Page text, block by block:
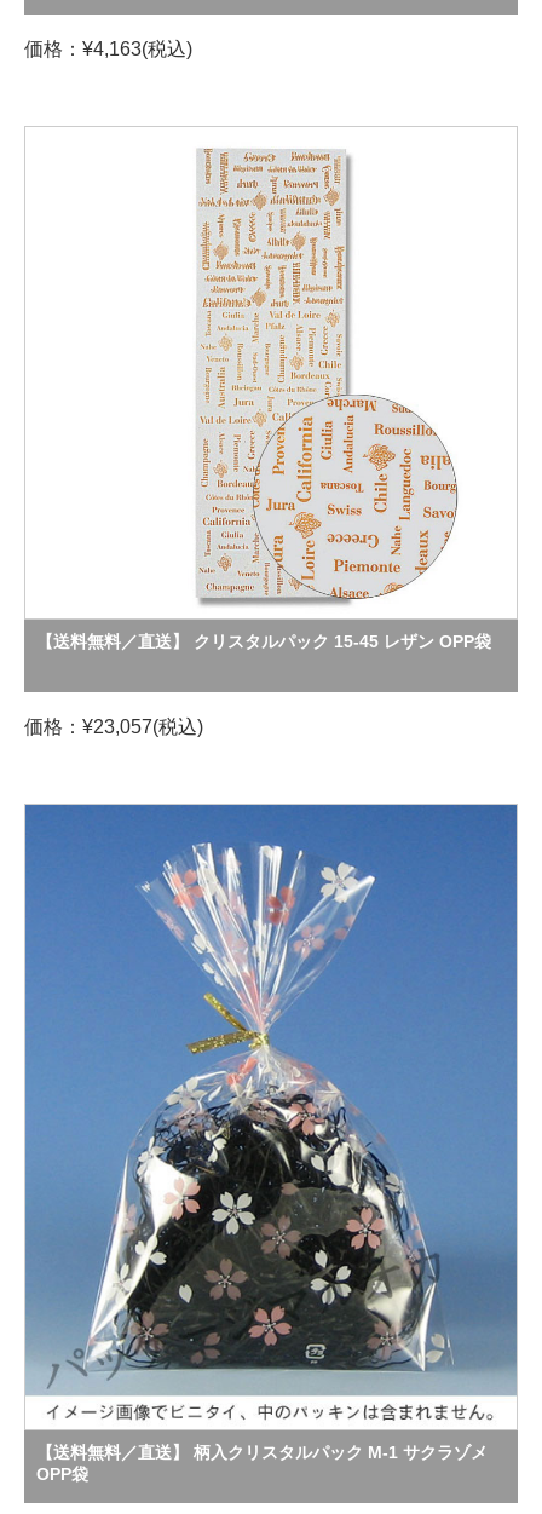
価格：¥4,163(税込)
【送料無料／直送】 クリスタルパック 15-45 レザン OPP袋
価格：¥23,057(税込)
【送料無料／直送】 柄入クリスタルパック M-1 サクラゾメ
OPP袋